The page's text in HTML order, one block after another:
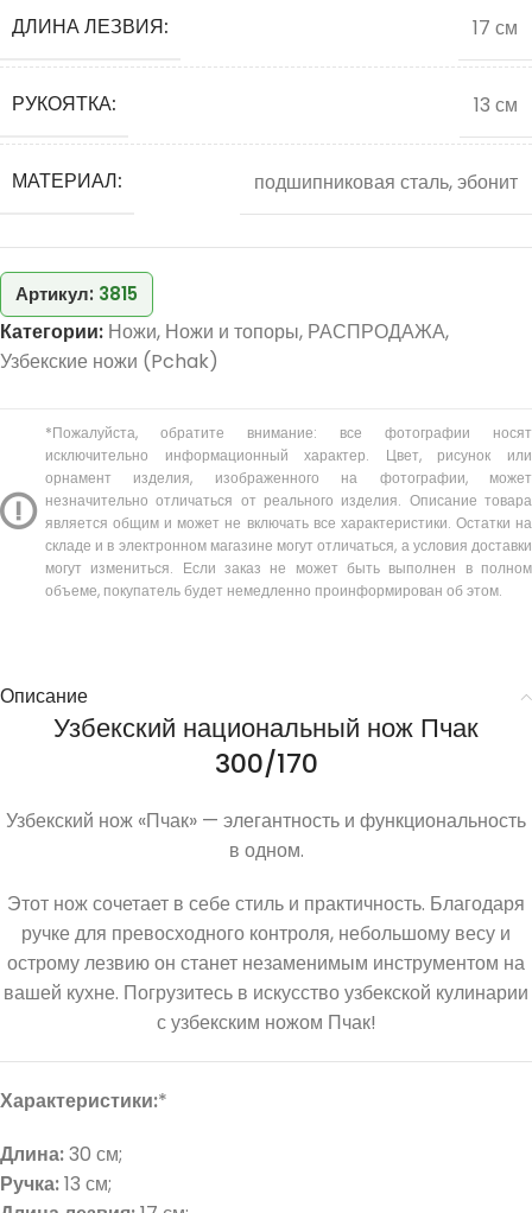
ДЛИНА ЛЕЗВИЯ: 17 см
РУКОЯТКА: 13 см
МАТЕРИАЛ: подшипниковая сталь, эбонит
Артикул: 3815
Категории: Ножи, Ножи и топоры, РАСПРОДАЖА,
Узбекские ножи (Pchak)
*Пожалуйста, обратите внимание: все фотографии носят
исключительно информационный характер. Цвет, рисунок или
орнамент изделия, изображенного на фотографии, может
незначительно отличаться от реального изделия. Описание товара
является общим и может не включать все характеристики. Остатки на
складе и в электронном магазине могут отличаться, а условия доставки
могут измениться. Если заказ не может быть выполнен в полном
объеме, покупатель будет немедленно проинформирован об этом.
Описание
Узбекский национальный нож Пчак
300/170
Узбекский нож «Пчак» — элегантность и функциональность
в одном.
Этот нож сочетает в себе стиль и практичность. Благодаря
ручке для превосходного контроля, небольшому весу и
острому лезвию он станет незаменимым инструментом на
вашей кухне. Погрузитесь в искусство узбекской кулинарии
с узбекским ножом Пчак!
Характеристики:*
Длина:30 см;
Ручка:13 см;